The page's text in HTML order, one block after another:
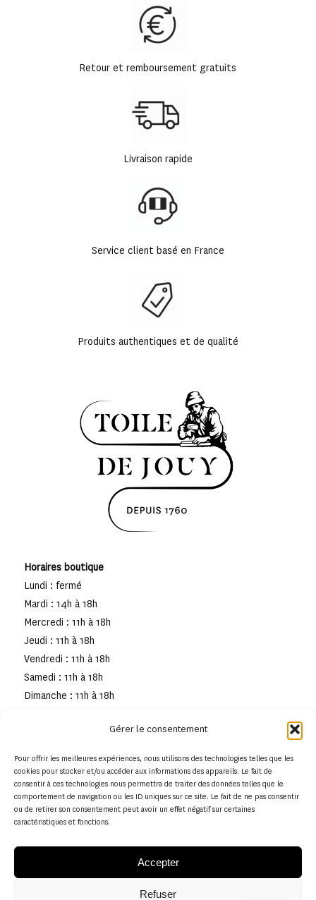
Gérer le consentement
Pour offrir les meilleures expériences, nous utilisons des technologies telles que les
cookies pour stocker et/ou accéder aux informations des appareils. Le fait de
consentir à ces technologies nous permettra de traiter des données telles que le
comportement de navigation ou les ID uniques sur ce site. Le fait de ne pas consentir
ou de retirer son consentement peut avoir un effet négatif sur certaines
caractéristiques et fonctions.
Accepter
Refuser
Retour et remboursement gratuits
Livraison rapide
Service client basé en France
Produits authentiques et de qualité
Horaires boutique
Lundi : fermé
Mardi : 14h à 18h
Mercredi : 11h à 18h
Jeudi : 11h à 18h
Vendredi : 11h à 18h
Samedi : 11h à 18h
Dimanche : 11h à 18h